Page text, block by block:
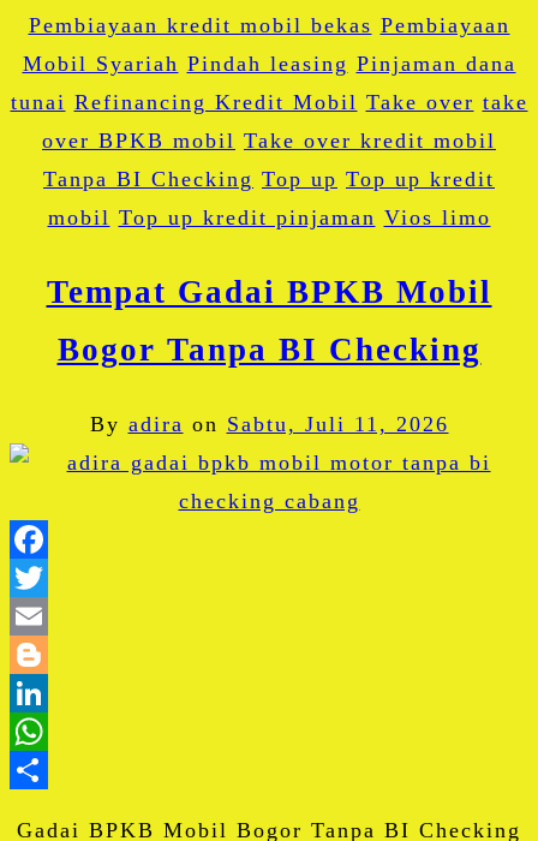
Pembiayaan kredit mobil bekas Pembiayaan
Mobil Syariah Pindah leasing Pinjaman dana
tunai Refinancing Kredit Mobil Take over take
over BPKB mobil Take over kredit mobil
Tanpa BI Checking Top up Top up kredit
mobil Top up kredit pinjaman Vios limo
Tempat Gadai BPKB Mobil
Bogor Tanpa BI Checking
By adira on Sabtu, Juli 11, 2026
Gadai BPKB Mobil Bogor Tanpa BI Checking